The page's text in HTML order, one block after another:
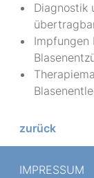
Diagnostik
Impfungen
zurück
IMPRESSUM